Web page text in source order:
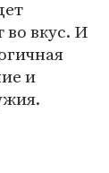
во вкус. И
и